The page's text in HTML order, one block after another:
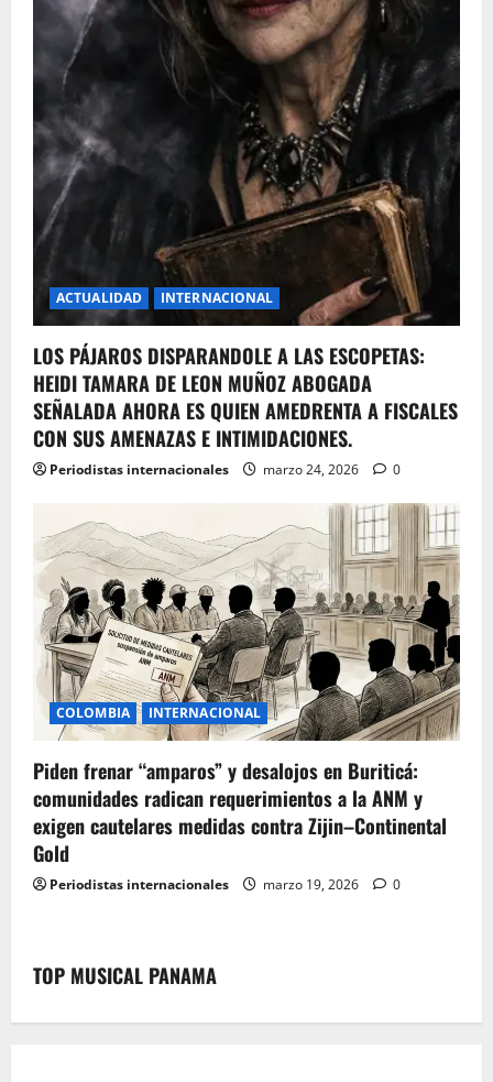
ACTUALIDAD INTERNACIONAL
LOS PÁJAROS DISPARANDOLE A LAS ESCOPETAS:
HEIDI TAMARA DE LEON MUÑOZ ABOGADA
SEÑALADA AHORA ES QUIEN AMEDRENTA A FISCALES
CON SUS AMENAZAS E INTIMIDACIONES.
Periodistas internacionales marzo 24, 2026 0
COLOMBIA INTERNACIONAL
Piden frenar “amparos” y desalojos en Buriticá:
comunidades radican requerimientos a la ANM y
exigen cautelares medidas contra Zijin–Continental
Gold
Periodistas internacionales marzo 19, 2026 0
TOP MUSICAL PANAMA